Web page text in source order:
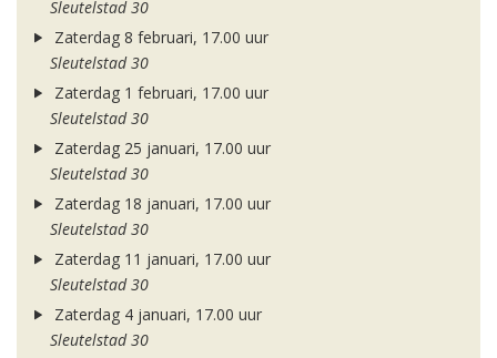
Sleutelstad 30
Zaterdag 8 februari, 17.00 uur
Sleutelstad 30
Zaterdag 1 februari, 17.00 uur
Sleutelstad 30
Zaterdag 25 januari, 17.00 uur
Sleutelstad 30
Zaterdag 18 januari, 17.00 uur
Sleutelstad 30
Zaterdag 11 januari, 17.00 uur
Sleutelstad 30
Zaterdag 4 januari, 17.00 uur
Sleutelstad 30